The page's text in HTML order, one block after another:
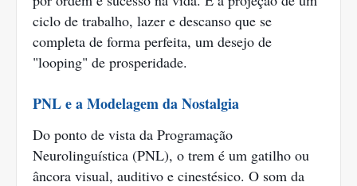
ciclo de trabalho, lazer e descanso que se
completa de forma perfeita, um desejo de
"looping" de prosperidade.
PNL e a Modelagem da Nostalgia
Do ponto de vista da Programação
Neurolinguística (PNL), o trem é um gatilho ou
âncora visual, auditivo e cinestésico. O som da